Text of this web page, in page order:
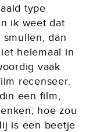
type
ik weet dat
dan
helemaal in
vaak
recenseer.
een film,
hoe zou
is een beetje